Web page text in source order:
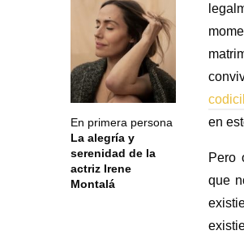
En primera persona
La alegría y
serenidad de la
actriz Irene
Montalá
en
Pero
que